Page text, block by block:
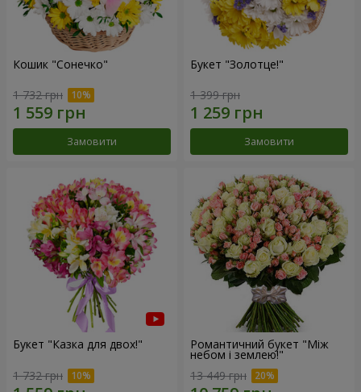
Кошик "Сонечко"
1 732 грн
Замовити
Букет "Золотце!"
1 399 грн
Замовити
Букет "Казка для двох!"
1 732 грн
Романтичний букет "Між
небом і землею!"
13 449 грн